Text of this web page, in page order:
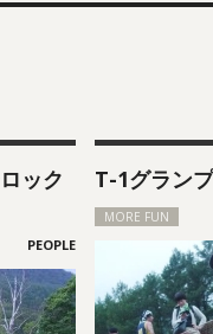
ック
T-1グラン
MORE FUN